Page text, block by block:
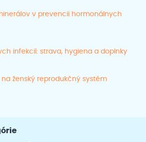
v prevencii hormonálnych
infekcií: strava, hygiena a doplnky
ženský reprodukčný systém